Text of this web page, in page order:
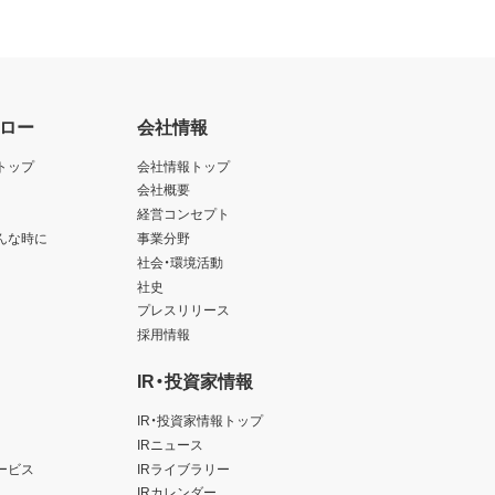
す。
す。
ー
ップ
な時に
ビス
会社情報
会社情報トップ
会社概要
経営コンセプト
事業分野
社会・環境活動
社史
プレスリリース
採用情報
IR・投資家情報
IR・投資家情報トップ
IRニュース
IRライブラリー